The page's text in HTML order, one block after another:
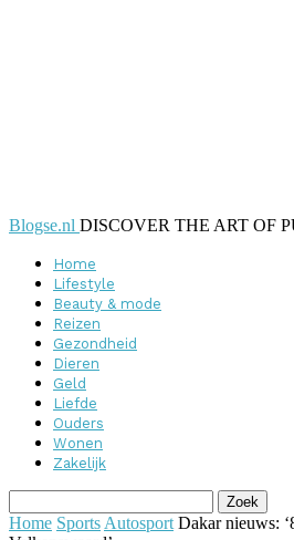
Blogse.nl DISCOVER THE ART OF
Home
Lifestyle
Beauty & mode
Reizen
Gezondheid
Dieren
Geld
Liefde
Ouders
Wonen
Zakelijk
Home Sports Autosport Dakar nieuws: